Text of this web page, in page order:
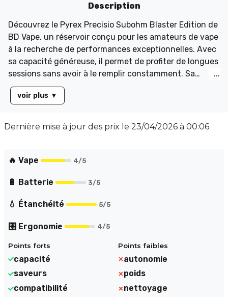
Description
Découvrez le Pyrex Precisio Subohm Blaster Edition de
BD Vape, un réservoir conçu pour les amateurs de vape
à la recherche de performances exceptionnelles. Avec
sa capacité généreuse, il permet de profiter de longues
sessions sans avoir à le remplir constamment. Sa
conception en pyrex de haute qualité garantit une
durabilité et une résistance à la chaleur, tout en
Compatible avec une large gamme de résistances, ce
vapotage à un niveau supérieur !
voir plus ▼
Dernière mise à jour des prix le 23/04/2026 à 00:06
🔥 Vape 4/5
🔋 Batterie 3/5
💧 Étanchéité 5/5
🎛️ Ergonomie 4/5
Points forts
capacité
saveurs
compatibilité
Points faibles
autonomie
poids
nettoyage